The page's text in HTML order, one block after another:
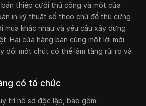
thiệp cưới thủ công và một cửa
in kỹ thuật số theo chủ đề thú cưng
mua khác nhau và yêu cầu xây dựng
Hai cửa hàng bán cùng một lời mời
đổi một chút có thể làm tăng rủi ro và
có tổ chức
trì hồ sơ độc lập, bao gồm: